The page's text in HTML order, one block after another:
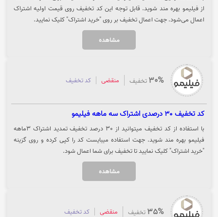
از فیلیمو بهره مند شوید. قابل توجه این کد تخفیف روی قیمت اولیه اشتراک
اعمال می‌شود. جهت اعمال تخفیف بر روی "خرید اشتراک" کلیک نمایید.
مشاهده
30% تخفیف منقضی کد تخفیف
کد تخفیف 30 درصدی اشتراک سه ماهه فیلیمو
با استفاده از کد تخفیف میتوانید از 30 درصد تخفیف تمدید اشتراک 3ماهه
فیلیمو بهره مند شوید. جهت استفاده میبایست کد را کپی کرده و روی گزینه
"خرید اشتراک" کلیک نمایید تا تخفیف برای شما اعمال شود.
مشاهده
35% تخفیف منقضی کد تخفیف